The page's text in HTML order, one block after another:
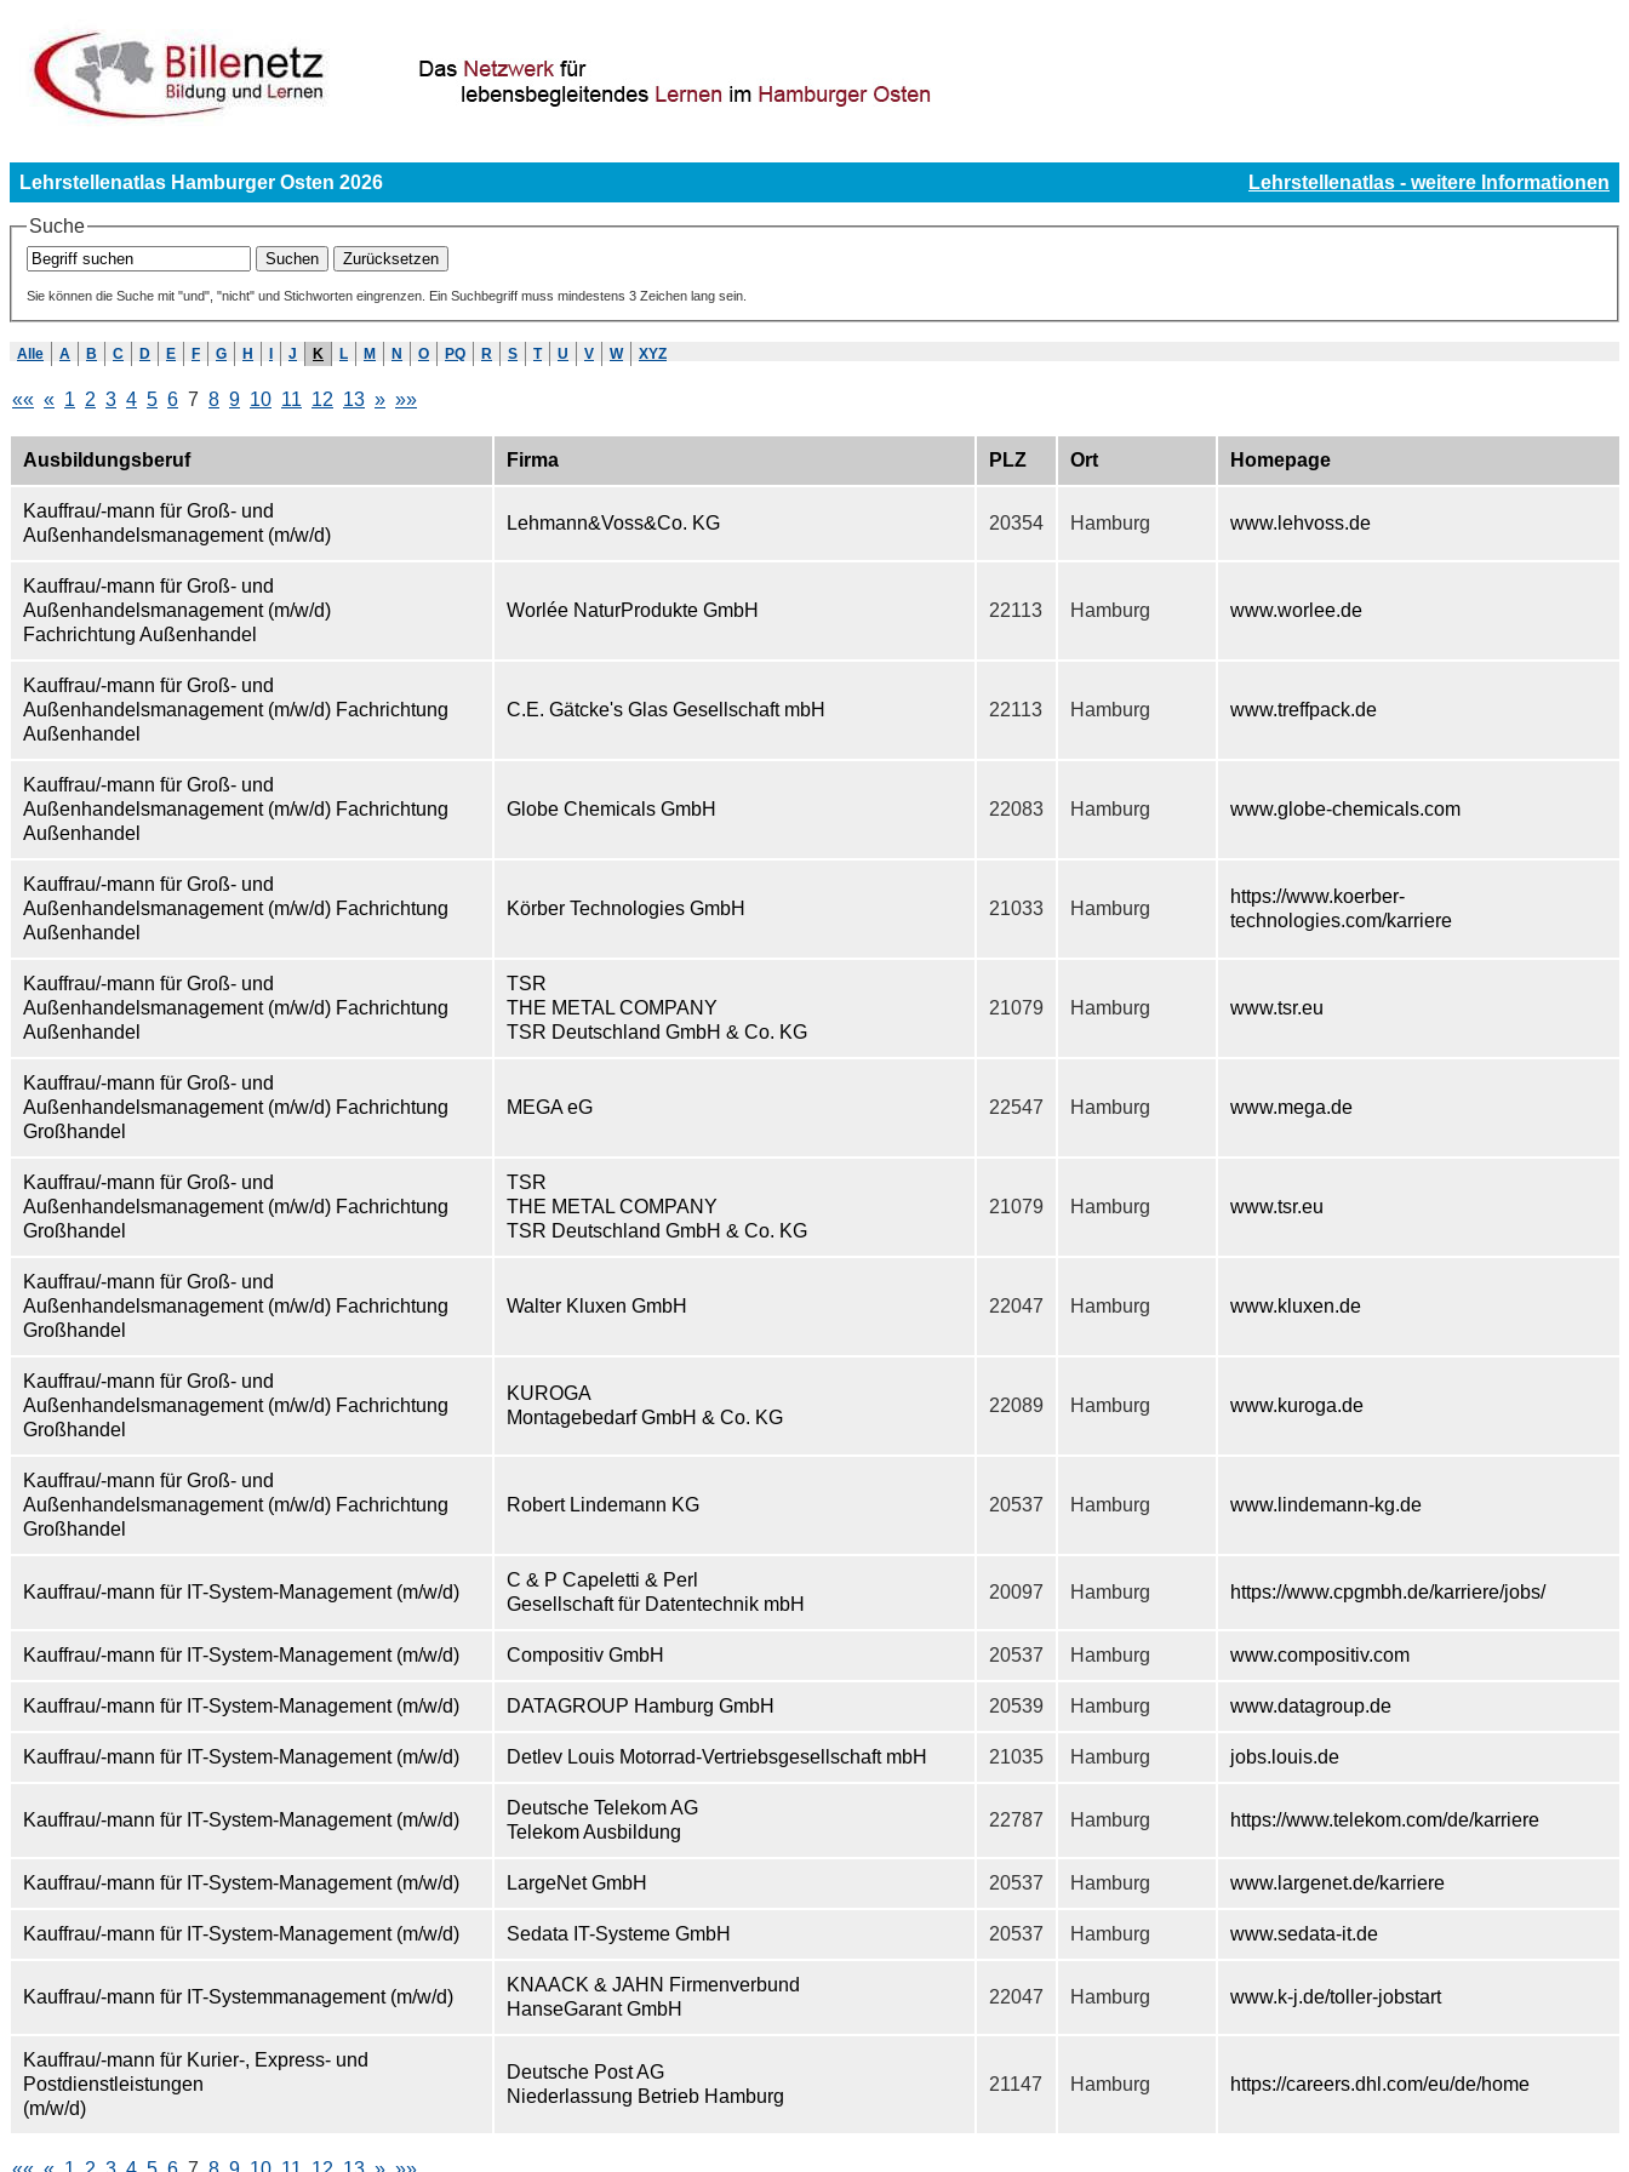
Lehrstellenatlas Hamburger Osten 2026 Lehrstellenatlas - weitere Informationen
Suche
Sie können die Suche mit "und", "nicht" und Stichworten eingrenzen. Ein Suchbegriff muss mindestens 3 Zeichen lang sein.
Alle A B C D E F G H J K L M N O PQ R S T U V W XYZ
«« « 1 2 3 4 5 6 7 8 9 10 11 12 13 » »»
Ausbildungsberuf Firma PLZ Ort Homepage
Kauffrau/-mann für Groß- und
Außenhandelsmanagement (m/w/d)
Lehmann&Voss&Co. KG 20354 Hamburg www.lehvoss.de
Kauffrau/-mann für Groß- und
Außenhandelsmanagement (m/w/d)
Fachrichtung Außenhandel
Worlée NaturProdukte GmbH 22113 Hamburg www.worlee.de
Kauffrau/-mann für Groß- und
Außenhandelsmanagement (m/w/d) Fachrichtung
Außenhandel
C.E. Gätcke's Glas Gesellschaft mbH 22113 Hamburg www.treffpack.de
Kauffrau/-mann für Groß- und
Außenhandelsmanagement (m/w/d) Fachrichtung
Außenhandel
Globe Chemicals GmbH 22083 Hamburg www.globe-chemicals.com
Kauffrau/-mann für Groß- und
Außenhandelsmanagement (m/w/d) Fachrichtung
Außenhandel
Körber Technologies GmbH 21033 Hamburg
https://www.koerber-
technologies.com/karriere
Kauffrau/-mann für Groß- und
Außenhandelsmanagement (m/w/d) Fachrichtung
Außenhandel
TSR
THE METAL COMPANY
TSR Deutschland GmbH & Co. KG
21079 Hamburg www.tsr.eu
Kauffrau/-mann für Groß- und
Außenhandelsmanagement (m/w/d) Fachrichtung
Großhandel
MEGA eG 22547 Hamburg www.mega.de
Kauffrau/-mann für Groß- und
Außenhandelsmanagement (m/w/d) Fachrichtung
Großhandel
TSR
THE METAL COMPANY
TSR Deutschland GmbH & Co. KG
21079 Hamburg www.tsr.eu
Kauffrau/-mann für Groß- und
Außenhandelsmanagement (m/w/d) Fachrichtung
Großhandel
Walter Kluxen GmbH 22047 Hamburg www.kluxen.de
Kauffrau/-mann für Groß- und
Außenhandelsmanagement (m/w/d) Fachrichtung
Großhandel
KUROGA
Montagebedarf GmbH & Co. KG
22089 Hamburg www.kuroga.de
Kauffrau/-mann für Groß- und
Außenhandelsmanagement (m/w/d) Fachrichtung
Großhandel
Robert Lindemann KG 20537 Hamburg www.lindemann-kg.de
Kauffrau/-mann für IT-System-Management (m/w/d)
C & P Capeletti & Perl
Gesellschaft für Datentechnik mbH
20097 Hamburg https://www.cpgmbh.de/karriere/jobs/
Kauffrau/-mann für IT-System-Management (m/w/d) Compositiv GmbH 20537 Hamburg www.compositiv.com
Kauffrau/-mann für IT-System-Management (m/w/d) DATAGROUP Hamburg GmbH 20539 Hamburg www.datagroup.de
Kauffrau/-mann für IT-System-Management (m/w/d) Detlev Louis Motorrad-Vertriebsgesellschaft mbH 21035 Hamburg jobs.louis.de
Kauffrau/-mann für IT-System-Management (m/w/d)
Deutsche Telekom AG
Telekom Ausbildung
22787 Hamburg https://www.telekom.com/de/karriere
Kauffrau/-mann für IT-System-Management (m/w/d) LargeNet GmbH 20537 Hamburg www.largenet.de/karriere
Kauffrau/-mann für IT-System-Management (m/w/d) Sedata IT-Systeme GmbH 20537 Hamburg www.sedata-it.de
Kauffrau/-mann für IT-Systemmanagement (m/w/d)
KNAACK & JAHN Firmenverbund
HanseGarant GmbH
22047 Hamburg www.k-j.de/toller-jobstart
Kauffrau/-mann für Kurier-, Express- und
Postdienstleistungen
(m/w/d)
Deutsche Post AG
Niederlassung Betrieb Hamburg
21147 Hamburg https://careers.dhl.com/eu/de/home